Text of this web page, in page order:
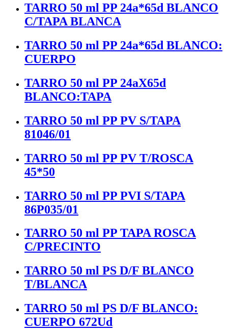
TARRO 50 ml PP 24a*65d BLANCO
C/TAPA BLANCA
TARRO 50 ml PP 24a*65d BLANCO:
CUERPO
TARRO 50 ml PP 24aX65d
BLANCO:TAPA
TARRO 50 ml PP PV S/TAPA
81046/01
TARRO 50 ml PP PV T/ROSCA
45*50
TARRO 50 ml PP PVI S/TAPA
86P035/01
TARRO 50 ml PP TAPA ROSCA
C/PRECINTO
TARRO 50 ml PS D/F BLANCO
T/BLANCA
TARRO 50 ml PS D/F BLANCO:
CUERPO 672Ud